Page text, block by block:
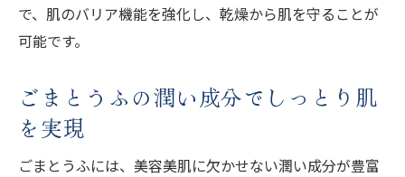
で、肌のバリア機能を強化し、乾燥から肌を守ることが
可能です。
ごまとうふの潤い成分でしっとり肌
を実現
ごまとうふには、美容美肌に欠かせない潤い成分が豊富